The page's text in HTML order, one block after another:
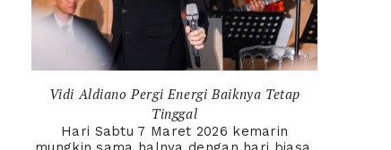
Vidi Aldiano Pergi Energi Baiknya Tetap
Tinggal
Hari Sabtu 7 Maret 2026 kemarin